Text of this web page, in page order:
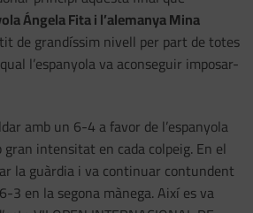
Ángela Fita i l’alemanya Mina
de grandíssim nivell per part de totes
l’espanyola va aconseguir imposar-
amb un 6-4 a favor de l’espanyola
intensitat en cada colpeig. En el
la guàrdia i va continuar contundent
3 en la segona mànega. Així es va